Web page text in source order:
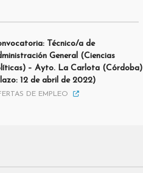
Técnico/a de
General (Ciencias
– Ayto. La Carlota (Córdoba)
12 de abril de 2022)
DE EMPLEO